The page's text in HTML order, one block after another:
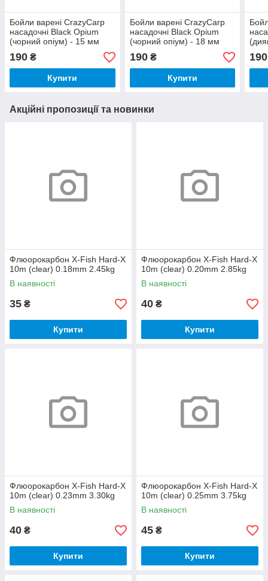
Бойли варені CrazyCarp
насадочні Black Opium
(чорний опіум) - 15 мм
190 ₴
Купити
Бойли варені CrazyCarp
насадочні Black Opium
(чорний опіум) - 18 мм
190₴
Купити
190
Акційні пропозиції та новинки
Флюорокарбон X-Fish Hard-X
10m (clear) 0.18mm 2.45kg
В наявності
35 ₴
Купити
Флюорокарбон X-Fish Hard-X
10m (clear) 0.20mm 2.85kg
В наявності
40 ₴
Купити
Флюорокарбон X-Fish Hard-X
10m (clear) 0.23mm 3.30kg
В наявності
40 ₴
Купити
Флюорокарбон X-Fish Hard-X
10m (clear) 0.25mm 3.75kg
В наявності
45 ₴
Купити